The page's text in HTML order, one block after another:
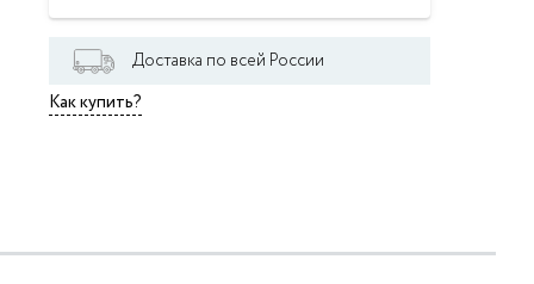
Доставка по всей России
Как купить?